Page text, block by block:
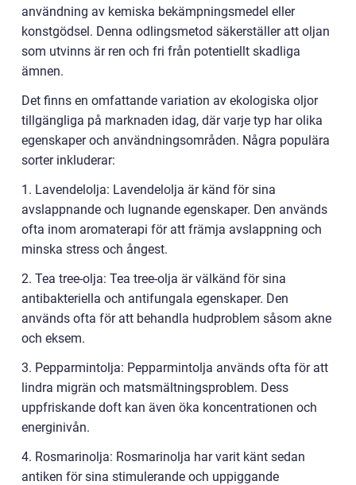
användning av kemiska bekämpningsmedel eller
konstgödsel. Denna odlingsmetod säkerställer att oljan
som utvinns är ren och fri från potentiellt skadliga
ämnen.
Det finns en omfattande variation av ekologiska oljor
tillgängliga på marknaden idag, där varje typ har olika
egenskaper och användningsområden. Några populära
sorter inkluderar:
1. Lavendelolja: Lavendelolja är känd för sina
avslappnande och lugnande egenskaper. Den används
ofta inom aromaterapi för att främja avslappning och
minska stress och ångest.
2. Tea tree-olja: Tea tree-olja är välkänd för sina
antibakteriella och antifungala egenskaper. Den
används ofta för att behandla hudproblem såsom akne
och eksem.
3. Pepparmintolja: Pepparmintolja används ofta för att
lindra migrän och matsmältningsproblem. Dess
uppfriskande doft kan även öka koncentrationen och
energinivån.
4. Rosmarinolja: Rosmarinolja har varit känt sedan
antiken för sina stimulerande och uppiggande